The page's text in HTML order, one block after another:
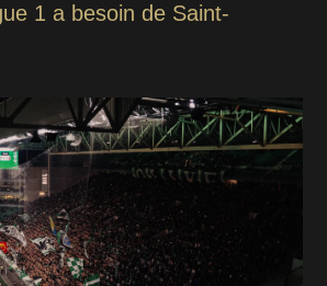
1 a besoin de Saint-